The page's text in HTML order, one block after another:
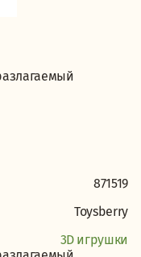
871519
Toysberry
3D игрушки